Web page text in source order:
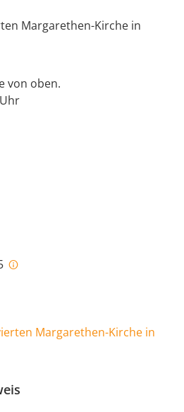
Margarethen-Kirche in
von oben.
Margarethen-Kirche in